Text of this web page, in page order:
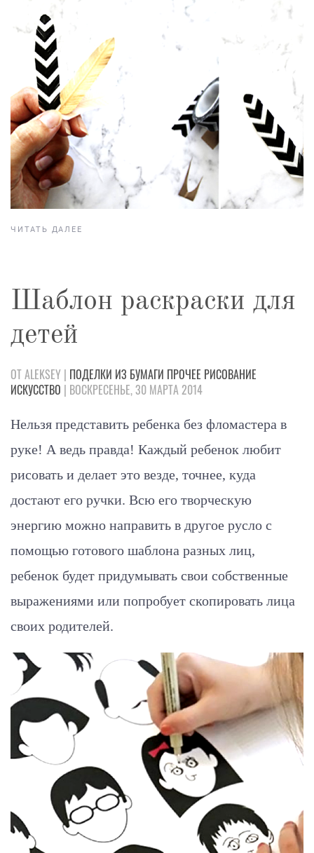
ЧИТАТЬ ДАЛЕЕ
Шаблон раскраски для
детей
ОТ ALEKSEY | ПОДЕЛКИ ИЗ БУМАГИ ПРОЧЕЕ РИСОВАНИЕ
ИСКУССТВО | ВОСКРЕСЕНЬЕ, 30 МАРТА 2014
Нельзя представить ребенка без фломастера в
руке! А ведь правда! Каждый ребенок любит
рисовать и делает это везде, точнее, куда
достают его ручки. Всю его творческую
энергию можно направить в другое русло с
помощью готового шаблона разных лиц,
ребенок будет придумывать свои собственные
выражениями или попробует скопировать лица
своих родителей.